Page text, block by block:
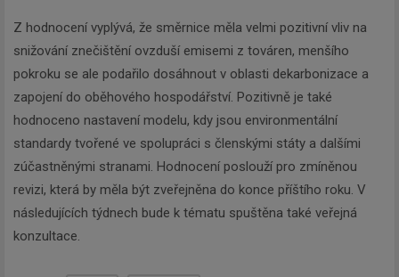
Z hodnocení vyplývá, že směrnice měla velmi pozitivní vliv na
snižování znečištění ovzduší emisemi z továren, menšího
pokroku se ale podařilo dosáhnout v oblasti dekarbonizace a
zapojení do oběhového hospodářství. Pozitivně je také
hodnoceno nastavení modelu, kdy jsou environmentální
standardy tvořené ve spolupráci s členskými státy a dalšími
zúčastněnými stranami. Hodnocení poslouží pro zmíněnou
revizi, která by měla být zveřejněna do konce příštího roku. V
následujících týdnech bude k tématu spuštěna také veřejná
konzultace.